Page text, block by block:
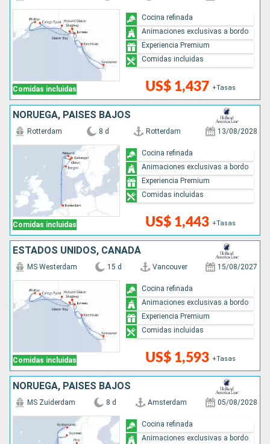
Comidas incluidas US$ 1,437 +Tasas
Cocina refinada
Animaciones exclusivas a bordo
Experiencia Premium
Comidas incluidas
NORUEGA, PAISES BAJOS
Comidas incluidas
Rotterdam 8 d Rotterdam 13/08/2028
US$ 1,443 +Tasas
Cocina refinada
Animaciones exclusivas a bordo
Experiencia Premium
Comidas incluidas
ESTADOS UNIDOS, CANADÁ
Comidas incluidas
MS Westerdam 15 d Vancouver 15/08/2027
US$ 1,593 +Tasas
Cocina refinada
Animaciones exclusivas a bordo
Experiencia Premium
Comidas incluidas
NORUEGA, PAISES BAJOS
MS Zuiderdam 8 d Amsterdam 05/08/2028
Cocina refinada
Animaciones exclusivas a bordo